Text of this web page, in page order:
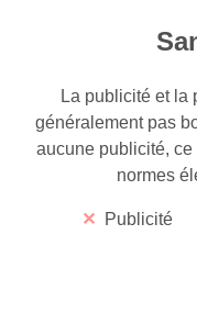
La publicité et la
généralement pas
aucune publicité,
normes
Publicité